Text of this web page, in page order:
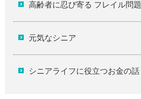
高齢者に忍び寄る フレイル問題
元気なシニア
シニアライフに役立つお金の話